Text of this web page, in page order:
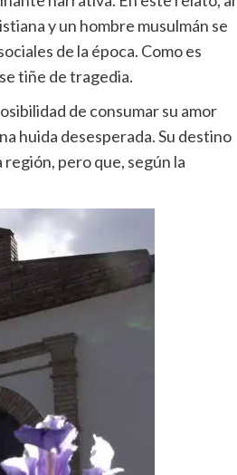
y un hombre musulmán se
de la época. Como es
tiñe de tragedia.
de consumar su amor
huida desesperada. Su destino
pero que, según la